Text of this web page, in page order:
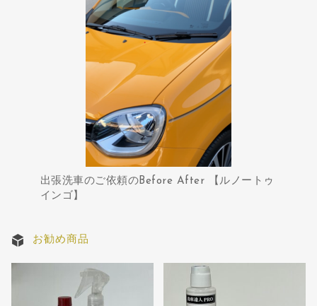
出張洗車のご依頼のBefore After 【ルノートゥ
インゴ】
お勧め商品